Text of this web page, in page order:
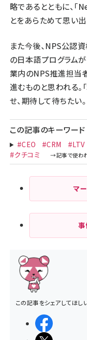
略であるとともに、
とをあらためて思い出
また今後、NPS公認
の日本語プログラム
業内のNPS推進担当
進むものと思われる
せ、期待して待ちたい。
この記事のキーワード
#CEO #CRM #LTV
#クチコミ
マ
事
この記事をシェアしてほし